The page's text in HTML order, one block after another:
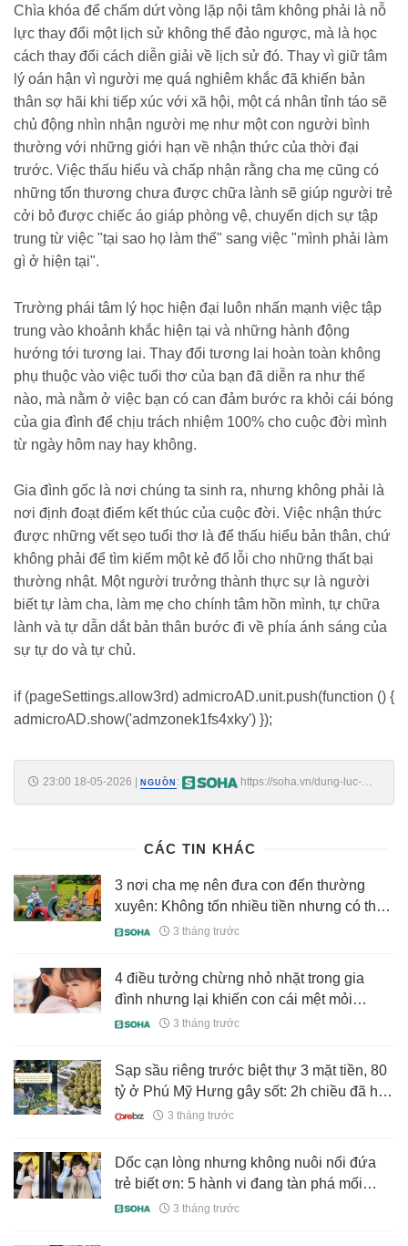
Chìa khóa để chấm dứt vòng lặp nội tâm không phải là nỗ
lực thay đổi một lịch sử không thể đảo ngược, mà là học
cách thay đổi cách diễn giải về lịch sử đó. Thay vì giữ tâm
lý oán hận vì người mẹ quá nghiêm khắc đã khiến bản
thân sợ hãi khi tiếp xúc với xã hội, một cá nhân tỉnh táo sẽ
chủ động nhìn nhận người mẹ như một con người bình
thường với những giới hạn về nhận thức của thời đại
trước. Việc thấu hiểu và chấp nhận rằng cha mẹ cũng có
những tổn thương chưa được chữa lành sẽ giúp người trẻ
cởi bỏ được chiếc áo giáp phòng vệ, chuyển dịch sự tập
trung từ việc "tại sao họ làm thế" sang việc "mình phải làm
gì ở hiện tại".
Trường phái tâm lý học hiện đại luôn nhấn mạnh việc tập
trung vào khoảnh khắc hiện tại và những hành động
hướng tới tương lai. Thay đổi tương lai hoàn toàn không
phụ thuộc vào việc tuổi thơ của bạn đã diễn ra như thế
nào, mà nằm ở việc bạn có can đảm bước ra khỏi cái bóng
của gia đình để chịu trách nhiệm 100% cho cuộc đời mình
từ ngày hôm nay hay không.
Gia đình gốc là nơi chúng ta sinh ra, nhưng không phải là
nơi định đoạt điểm kết thúc của cuộc đời. Việc nhận thức
được những vết sẹo tuổi thơ là để thấu hiểu bản thân, chứ
không phải để tìm kiếm một kẻ đổ lỗi cho những thất bại
thường nhật. Một người trưởng thành thực sự là người
biết tự làm cha, làm mẹ cho chính tâm hồn mình, tự chữa
lành và tự dẫn dắt bản thân bước đi về phía ánh sáng của
sự tự do và tự chủ.
if (pageSettings.allow3rd) admicroAD.unit.push(function () {
admicroAD.show('admzonek1fs4xky') });
23:00 18-05-2026 | NGUỒN :
https://soha.vn/dung-luc-
CÁC TIN KHÁC
3 nơi cha mẹ nên đưa con đến thường
xuyên: Không tốn nhiều tiền nhưng có thể
góp phần thay đổi tính cách và tương lai
3 tháng trước
4 điều tưởng chừng nhỏ nhặt trong gia
đình nhưng lại khiến con cái mệt mỏi
khủng khiếp!3 tháng trước
Sạp sầu riêng trước biệt thự 3 mặt tiền, 80
tỷ ở Phú Mỹ Hưng gây sốt: 2h chiều đã hết
sạch, chủ nhà vừa mừng vừa lo
3 tháng trước
Dốc cạn lòng nhưng không nuôi nổi đứa
trẻ biết ơn: 5 hành vi đang tàn phá mối
quan hệ gia đình mà cha mẹ vẫn làm mỗi
3 tháng trước